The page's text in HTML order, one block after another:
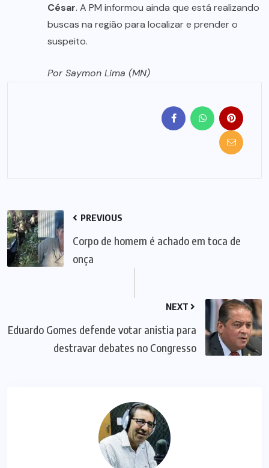
César. A PM informou ainda que está realizando
buscas na região para localizar e prender o
suspeito.
Por Saymon Lima (MN)
PREVIOUS
Corpo de homem é achado em toca de
onça
NEXT
Eduardo Gomes defende votar anistia para
destravar debates no Congresso